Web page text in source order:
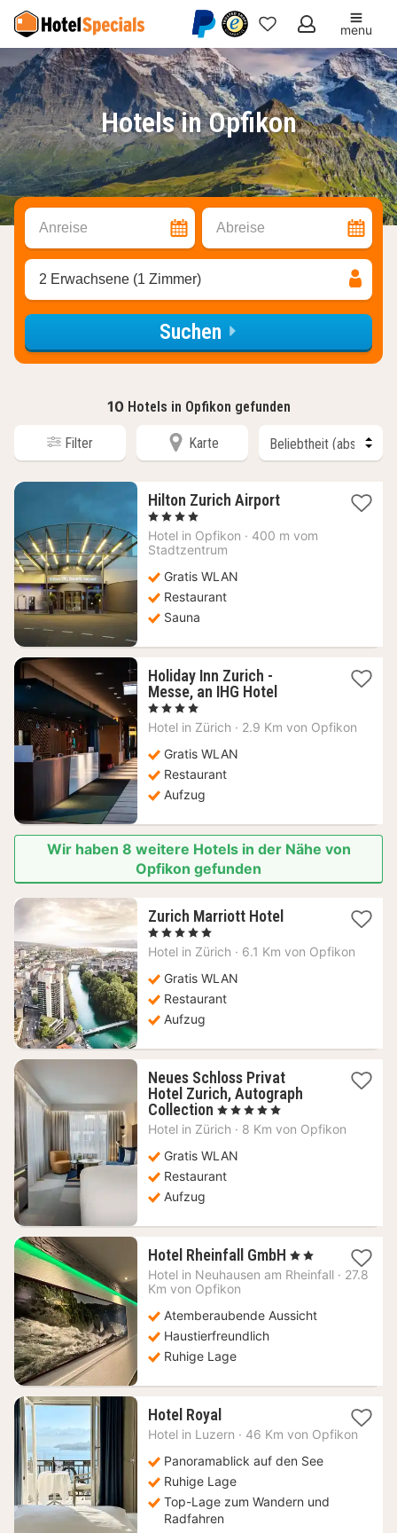
Meine
Favoriten
menu
Hotels in Opfikon
Anreise Abreise
2 Erwachsene (1 Zimmer)
Suchen
10 Hotels in Opfikon gefunden
Filter Karte
Hilton Zurich Airport1
ab
, 4 Sterne
Hotel in Opfikon · 400 m vom
Stadtzentrum
Gratis WLAN
Restaurant
Sauna
Holiday Inn Zurich -
Messe, an IHG Hotel1
ab
, 4 Sterne
Hotel in Zürich · 2.9 Km von Opfikon
Gratis WLAN
Restaurant
Aufzug
Wir haben 8 weitere Hotels in der Nähe von
Opfikon gefunden
Zurich Marriott Hotel1
ab
460,44
, 5 Sterne
Hotel in Zürich · 6.1 Km von Opfikon
Gratis WLAN
Restaurant
Aufzug
Neues Schloss Privat
Hotel Zurich, Autograph
Collection 1
Nacht
420,75
€
, 5 Sterne
Hotel in Zürich · 8 Km von Opfikon
Gratis WLAN
Restaurant
Aufzug
Hotel Rheinfall GmbH 1
Nacht
€
, 2 Sterne
Hotel in Neuhausen am Rheinfall · 27.8
Km von Opfikon
Atemberaubende Aussicht
Haustierfreundlich
Ruhige Lage
Hotel Royal1
Nacht
275,68
€
Hotel in Luzern · 46 Km von Opfikon
Panoramablick auf den See
Ruhige Lage
Top-Lage zum Wandern und
Radfahren